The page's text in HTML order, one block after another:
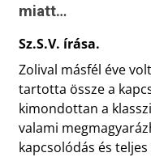
miatt…
Sz.S.V. írása.
Zolival másfél éve
tartotta össze a
kimondottan a
valami
kapcsolódás és